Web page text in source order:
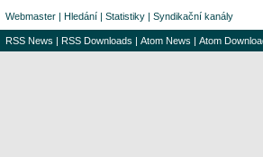
Webmaster | Hledání | Statistiky | Syndikační kanály
RSS News | RSS Downloads | Atom News | Atom